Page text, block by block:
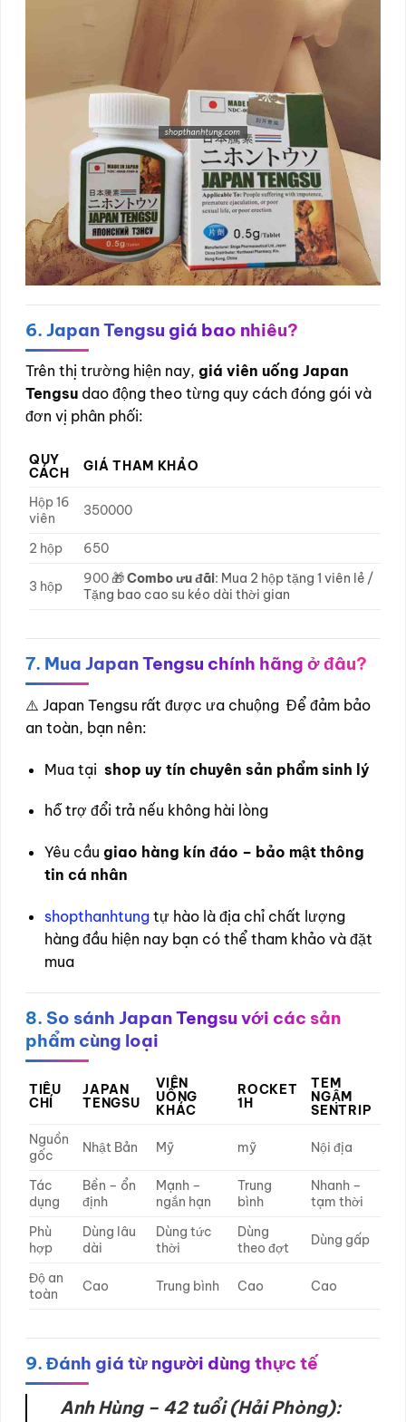
6. Japan Tengsu giá bao nhiêu?
Trên thị trường hiện nay, giá viên uống Japan
Tengsu dao động theo từng quy cách đóng gói và
đơn vị phân phối:
QUY
CÁCH
GIÁ THAM KHẢO
Hộp 16
viên
350000
2 hộp 650
3 hộp 900 🎁Combo ưu đãi: Mua 2 hộp tặng 1 viên lẻ /
Tặng bao cao su kéo dài thời gian
7. Mua Japan Tengsu chính hãng ở đâu?
⚠️ Japan Tengsu rất được ưa chuộng Để đảm bảo
an toàn, bạn nên:
Mua tại shop uy tín chuyên sản phẩm sinh lý
hỗ trợ đổi trả nếu không hài lòng
Yêu cầu giao hàng kín đáo – bảo mật thông
tin cá nhân
shopthanhtungtự hào là địa chỉ chất lượng
hàng đầu hiện nay bạn có thể tham khảo và đặt
mua
8. So sánh Japan Tengsu với các sản
phẩm cùng loại
TIÊU
CHÍ
JAPAN
TENGSU
VIÊN
UỐNG
KHÁC
ROCKET
1H
TEM
NGẬM
SENTRIP
Nguồn
gốc
Nhật Bản Mỹ mỹ Nội địa
Tác
dụng
Bền – ổn
định
Mạnh –
ngắn hạn
Trung
bình
Nhanh –
tạm thời
Phù
hợp
Dùng lâu
dài
Dùng tức
thời
Dùng
theo đợt
Dùng gấp
Độ an
toàn
Cao Trung bình Cao Cao
9. Đánh giá từ người dùng thực tế
Anh Hùng – 42 tuổi (Hải Phòng):